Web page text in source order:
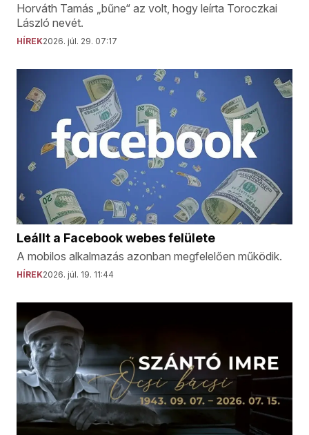
Horváth Tamás „bűne“ az volt, hogy leírta Toroczkai
László nevét.
HÍREK2026. júl. 29. 07:17
Leállt a Facebook webes felülete
A mobilos alkalmazás azonban megfelelően működik.
HÍREK2026. júl. 19. 11:44